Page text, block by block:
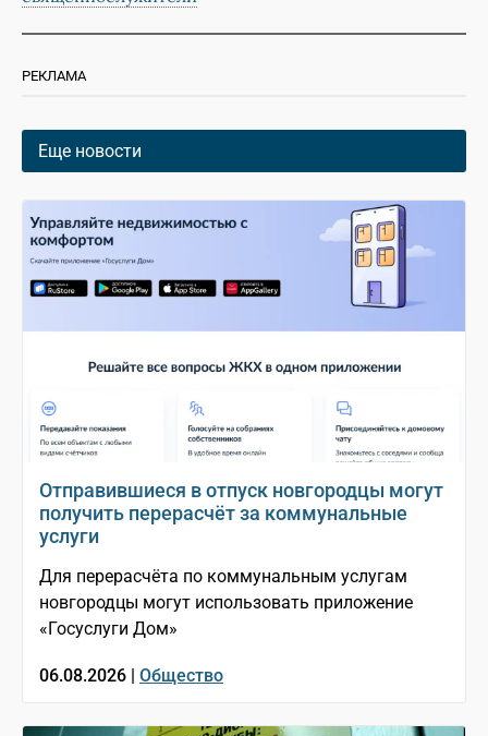
РЕКЛАМА
Еще новости
Отправившиеся в отпуск новгородцы могут
получить перерасчёт за коммунальные
услуги
Для перерасчёта по коммунальным услугам
новгородцы могут использовать приложение
«Госуслуги Дом»
06.08.2026 | Общество